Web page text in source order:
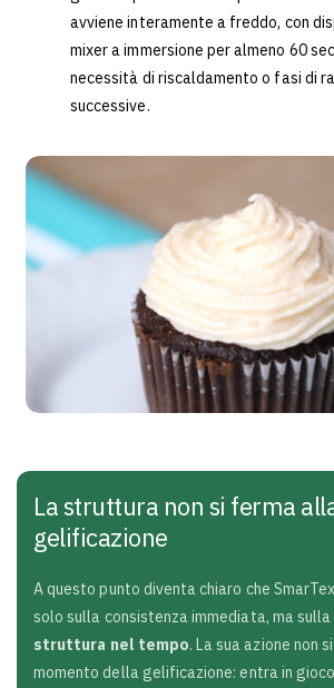
avviene interamente a freddo, con
mixer a immersione per almeno 60
necessità di riscaldamento o fasi di
successive.
La struttura non si ferma
gelificazione
A questo punto diventa chiaro che
solo sulla consistenza immediata, ma sulla
struttura nel tempo. La sua azione non
momento della gelificazione: entra in